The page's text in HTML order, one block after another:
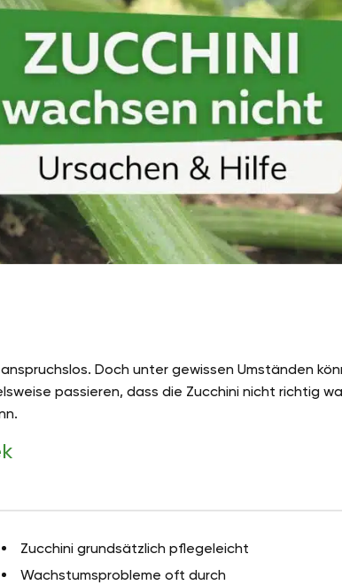
Doch unter gewissen Umständen
passieren, dass die Zucchini nicht richtig
Zucchini grundsätzlich pflegeleicht
Wachstumsprobleme oft durch